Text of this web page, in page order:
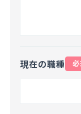
現在の職種